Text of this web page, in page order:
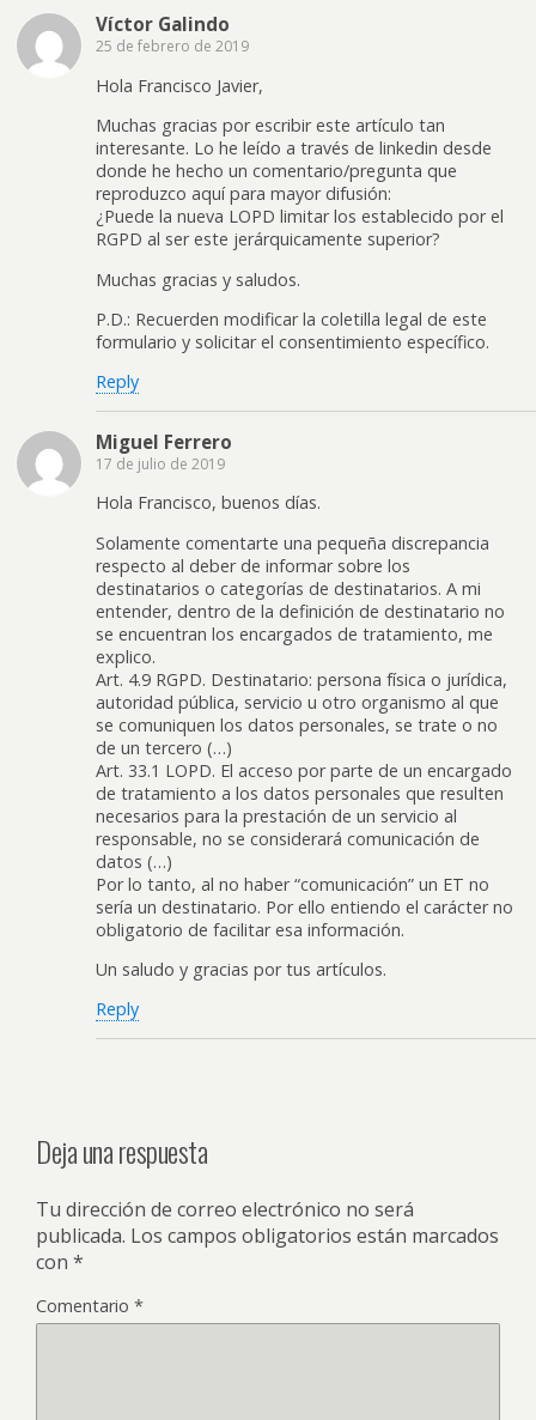
Víctor Galindo
25 de febrero de 2019
Hola Francisco Javier,
Muchas gracias por escribir este artículo tan
interesante. Lo he leído a través de linkedin desde
donde he hecho un comentario/pregunta que
reproduzco aquí para mayor difusión:
¿Puede la nueva LOPD limitar los establecido por el
RGPD al ser este jerárquicamente superior?
Muchas gracias y saludos.
P.D.: Recuerden modificar la coletilla legal de este
formulario y solicitar el consentimiento específico.
Reply
Miguel Ferrero
17 de julio de 2019
Hola Francisco, buenos días.
Solamente comentarte una pequeña discrepancia
respecto al deber de informar sobre los
destinatarios o categorías de destinatarios. A mi
entender, dentro de la definición de destinatario no
se encuentran los encargados de tratamiento, me
explico.
Art. 4.9 RGPD. Destinatario: persona física o jurídica,
autoridad pública, servicio u otro organismo al que
se comuniquen los datos personales, se trate o no
de un tercero (…)
Art. 33.1 LOPD. El acceso por parte de un encargado
de tratamiento a los datos personales que resulten
necesarios para la prestación de un servicio al
responsable, no se considerará comunicación de
datos (…)
Por lo tanto, al no haber “comunicación” un ET no
sería un destinatario. Por ello entiendo el carácter no
obligatorio de facilitar esa información.
Un saludo y gracias por tus artículos.
Reply
Deja una respuesta
Tu dirección de correo electrónico no será
publicada. Los campos obligatorios están marcados
con *
Comentario *